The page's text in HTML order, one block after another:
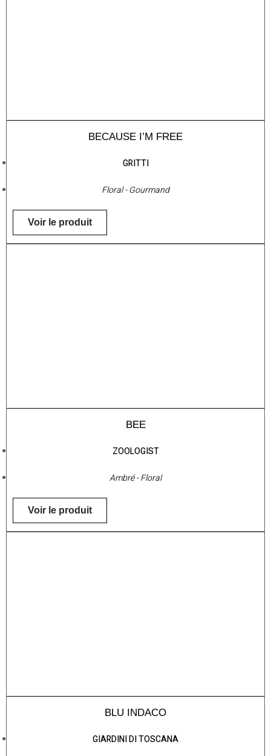
BECAUSE I’M FREE
GRITTI
Floral - Gourmand
Voir le produit
BEE
ZOOLOGIST
Ambré - Floral
Voir le produit
BLU INDACO
GIARDINI DI TOSCANA